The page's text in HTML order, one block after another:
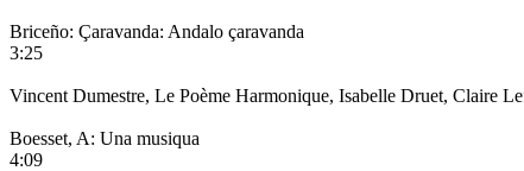
Briceño: Çaravanda: Andalo çaravanda
3:25
Vincent Dumestre, Le Poème Harmonique, Isabelle Druet, Claire
Boesset, A: Una musiqua
4:09